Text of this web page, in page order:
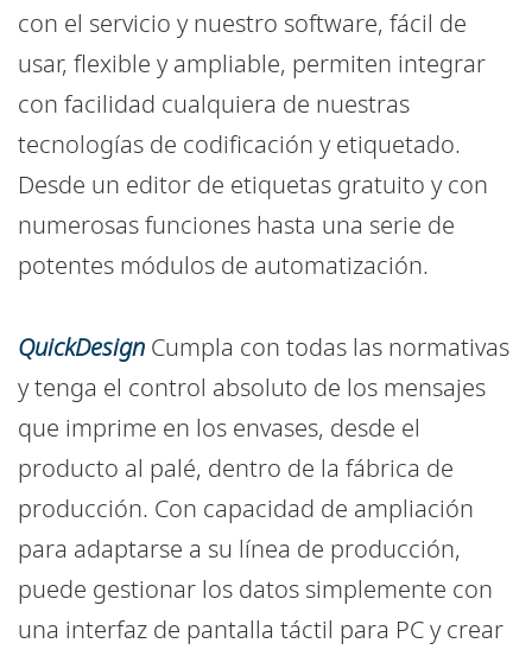
con el servicio y nuestro software, fácil de
usar, flexible y ampliable, permiten integrar
con facilidad cualquiera de nuestras
tecnologías de codificación y etiquetado.
Desde un editor de etiquetas gratuito y con
numerosas funciones hasta una serie de
potentes módulos de automatización.
QuickDesign Cumpla con todas las normativas
y tenga el control absoluto de los mensajes
que imprime en los envases, desde el
producto al palé, dentro de la fábrica de
producción. Con capacidad de ampliación
para adaptarse a su línea de producción,
puede gestionar los datos simplemente con
una interfaz de pantalla táctil para PC y crear